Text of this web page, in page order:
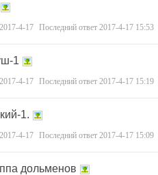
2017-4-17 Последний ответ 2017-4-17 15:53
1
2017-4-17 Последний ответ 2017-4-17 15:19
1.
2017-4-17 Последний ответ 2017-4-17 15:09
дольменов